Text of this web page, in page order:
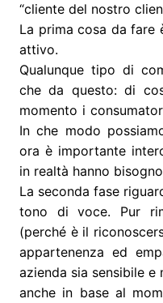
“cliente del nostro
La prima cosa da fare
attivo.
Qualunque tipo di
che da questo: di
momento i
In che modo
ora è importante
in realtà hanno
La seconda fase
tono di voce. Pur
(perché è il
appartenenza ed
azienda sia sensibile
anche in base al